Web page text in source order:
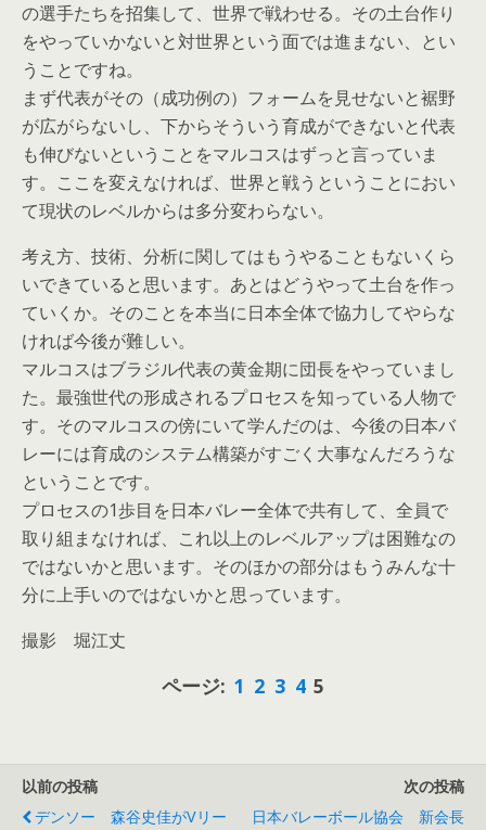
の選手たちを招集して、世界で戦わせる。その土台作り
をやっていかないと対世界という面では進まない、とい
うことですね。
まず代表がその（成功例の）フォームを見せないと裾野
が広がらないし、下からそういう育成ができないと代表
も伸びないということをマルコスはずっと言っていま
す。ここを変えなければ、世界と戦うということにおい
て現状のレベルからは多分変わらない。
考え方、技術、分析に関してはもうやることもないくら
いできていると思います。あとはどうやって土台を作っ
ていくか。そのことを本当に日本全体で協力してやらな
ければ今後が難しい。
マルコスはブラジル代表の黄金期に団長をやっていまし
た。最強世代の形成されるプロセスを知っている人物で
す。そのマルコスの傍にいて学んだのは、今後の日本バ
レーには育成のシステム構築がすごく大事なんだろうな
ということです。
プロセスの1歩目を日本バレー全体で共有して、全員で
取り組まなければ、これ以上のレベルアップは困難なの
ではないかと思います。そのほかの部分はもうみんな十
分に上手いのではないかと思っています。
撮影 堀江丈
ページ: 1 2 3 4 5
以前の投稿
デンソー 森谷史佳がVリー
次の投稿
日本バレーボール協会 新会長